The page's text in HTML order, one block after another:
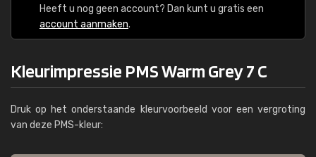
Heeft u nog geen account? Dan kunt u gratis een
account aanmaken.
Kleurimpressie PMS Warm Grey 7 C
Druk op het onderstaande kleurvoorbeeld voor een vergroting
van deze PMS-kleur: